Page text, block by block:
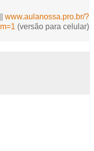
www.aulanossa.pro.br/?
m=1 (versão para celular)